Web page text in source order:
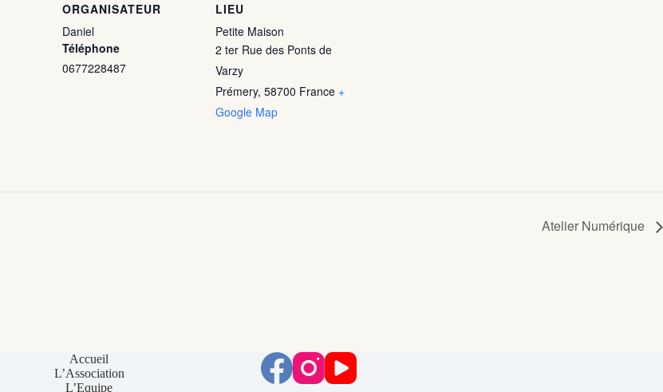
ORGANISATEUR
Daniel
Téléphone
0677228487
LIEU
Petite Maison
2 ter Rue des Ponts de
Varzy
Prémery, 58700 France +
Google Map
Atelier Numérique
Accueil
L’Association
L’Equipe